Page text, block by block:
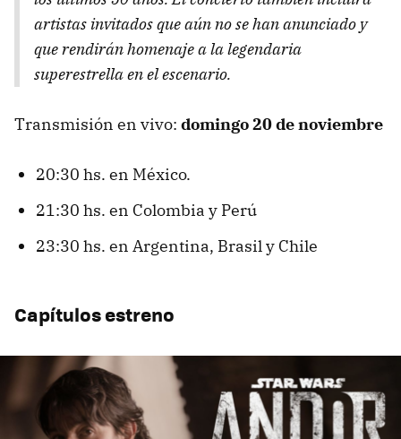
artistas invitados que aún no se han anunciado y
que rendirán homenaje a la legendaria
superestrella en el escenario.
Transmisión en vivo: domingo 20 de noviembre
20:30 hs. en México.
21:30 hs. en Colombia y Perú
23:30 hs. en Argentina, Brasil y Chile
Capítulos estreno